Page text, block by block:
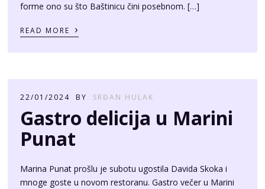
forme ono su što Baštinicu čini posebnom. […]
READ MORE ›
22/01/2024 BY SRĐAN HULAK
Gastro delicija u Marini
Punat
Marina Punat prošlu je subotu ugostila Davida Skoka i
mnoge goste u novom restoranu. Gastro večer u Marini